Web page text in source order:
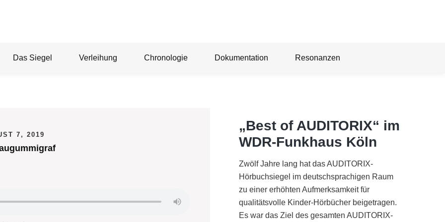
Das Siegel Verleihung Chronologie Dokumentation Resonanzen
7, 2019
„Best of AUDITORIX“ im
WDR-Funkhaus Köln
Zwölf Jahre lang hat das AUDITORIX-
Hörbuchsiegel im deutschsprachigen Raum
zu einer erhöhten Aufmerksamkeit für
qualitätsvolle Kinder-Hörbücher beigetragen.
Es war das Ziel des gesamten AUDITORIX-